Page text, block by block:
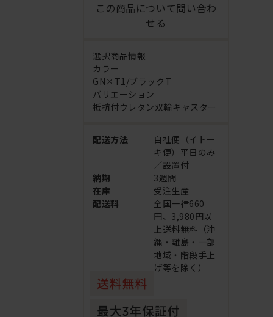
この商品について問い合わ
せる
選択商品情報
カラー
GN×T1/ブラックT
バリエーション
抵抗付ウレタン双輪キャスター
配送方法
自社便（イトー
キ便）平日のみ
／設置付
納期
3週間
在庫
受注生産
配送料
全国一律660
円、3,980円以
上送料無料（沖
縄・離島・一部
地域・階段手上
げ等を除く）